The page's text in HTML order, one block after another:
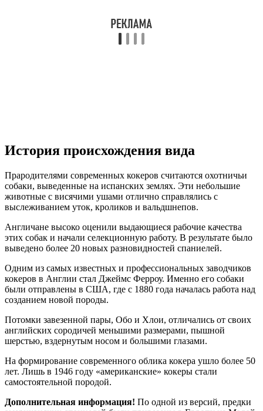
История происхождения вида
Прародителями современных кокеров считаются охотничьи
собаки, выведенные на испанских землях. Эти небольшие
животные с висячими ушами отлично справлялись с
выслеживанием уток, кроликов и вальдшнепов.
Англичане высоко оценили выдающиеся рабочие качества
этих собак и начали селекционную работу. В результате было
выведено более 20 новых разновидностей спаниелей.
Одним из самых известных и профессиональных заводчиков
кокеров в Англии стал Джеймс Ферроу. Именно его собаки
были отправлены в США, где с 1880 года началась работа над
созданием новой породы.
Потомки завезенной пары, Обо и Хлои, отличались от своих
английских сородичей меньшими размерами, пышной
шерстью, вздернутым носом и большими глазами.
На формирование современного облика кокера ушло более 50
лет. Лишь в 1946 году «американские» кокеры стали
самостоятельной породой.
Дополнительная информация! По одной из версий, предки